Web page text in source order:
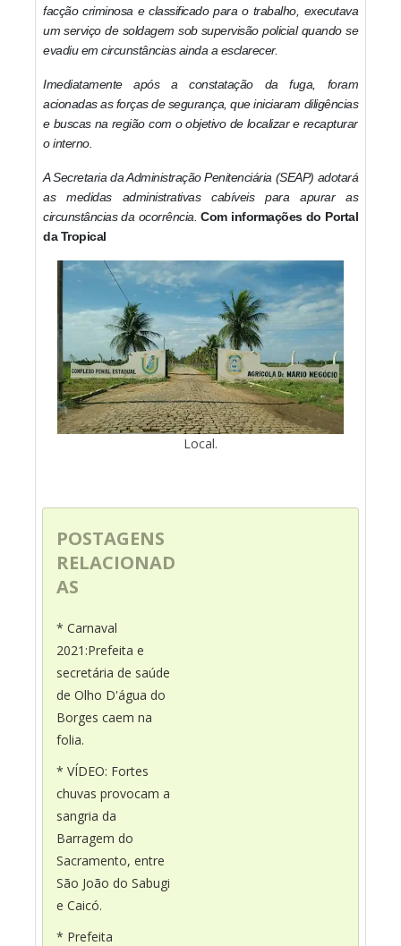
facção criminosa e classificado para o trabalho, executava
um serviço de soldagem sob supervisão policial quando se
evadiu em circunstâncias ainda a esclarecer.
Imediatamente após a constatação da fuga, foram
acionadas as forças de segurança, que iniciaram diligências
e buscas na região com o objetivo de localizar e recapturar
o interno.
A Secretaria da Administração Penitenciária (SEAP) adotará
as medidas administrativas cabíveis para apurar as
circunstâncias da ocorrência.Com informações do Portal
da Tropical
Local.
POSTAGENS
RELACIONAD
AS
* Carnaval
2021:Prefeita e
secretária de saúde
de Olho D'água do
Borges caem na
folia.
* VÍDEO: Fortes
chuvas provocam a
sangria da
Barragem do
Sacramento, entre
São João do Sabugi
e Caicó.
* Prefeita